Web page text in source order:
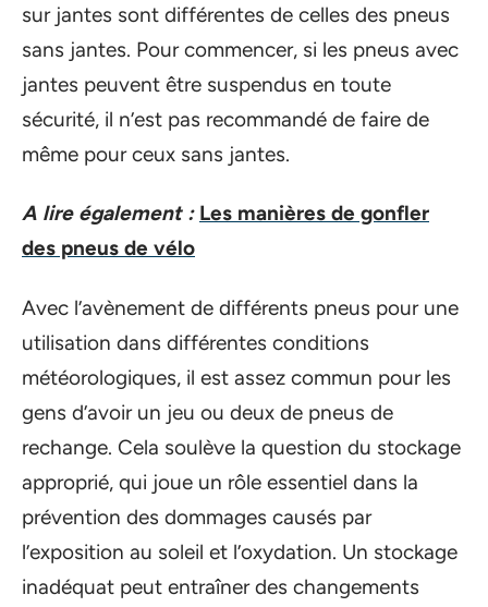
sur jantes sont différentes de celles des pneus
sans jantes. Pour commencer, si les pneus avec
jantes peuvent être suspendus en toute
sécurité, il n’est pas recommandé de faire de
même pour ceux sans jantes.
A lire également : Les manières de gonfler
des pneus de vélo
Avec l’avènement de différents pneus pour une
utilisation dans différentes conditions
météorologiques, il est assez commun pour les
gens d’avoir un jeu ou deux de pneus de
rechange. Cela soulève la question du stockage
approprié, qui joue un rôle essentiel dans la
prévention des dommages causés par
l’exposition au soleil et l’oxydation. Un stockage
inadéquat peut entraîner des changements